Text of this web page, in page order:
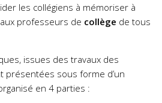
les collégiens à mémoriser à
professeurs de collège de tous
issues des travaux des
présentées sous forme d’un
en 4 parties :